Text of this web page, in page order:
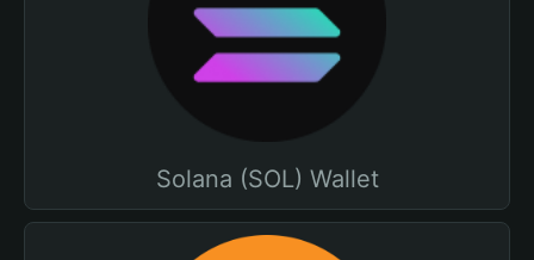
Solana (SOL) Wallet